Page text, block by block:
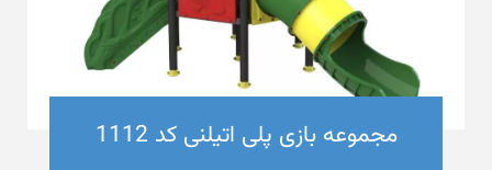
مجموعه بازی پلی اتیلنی کد 1112